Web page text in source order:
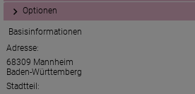
Optionen
Basisinformationen
Adresse:
68309 Mannheim
Baden-Württemberg
Stadtteil: